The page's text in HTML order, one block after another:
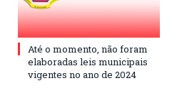
Até o momento, não foram
elaboradas leis municipais
vigentes no ano de 2024